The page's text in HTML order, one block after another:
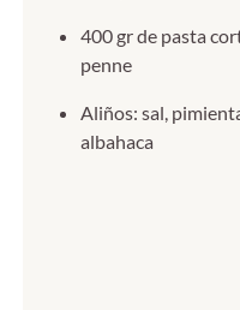
400 gr de pasta
penne
Aliños: sal,
albahaca